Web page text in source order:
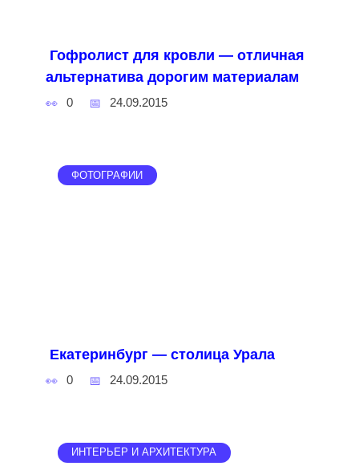
Гофролист для кровли — отличная
альтернатива дорогим материалам
0 24.09.2015
ФОТОГРАФИИ
Екатеринбург — столица Урала
0 24.09.2015
ИНТЕРЬЕР И АРХИТЕКТУРА